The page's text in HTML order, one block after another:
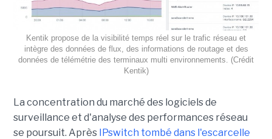
Kentik propose de la visibilité temps réel sur le trafic réseau et
intègre des données de flux, des informations de routage et des
données de télémétrie des terminaux multi environnements. (Crédit
Kentik)
La concentration du marché des logiciels de
surveillance et d'analyse des performances réseau
se poursuit. Après IPswitch tombé dans l'escarcelle